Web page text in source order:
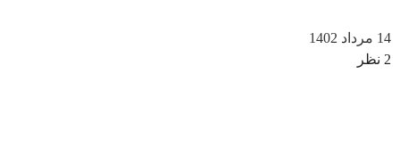
14 مرداد 1402